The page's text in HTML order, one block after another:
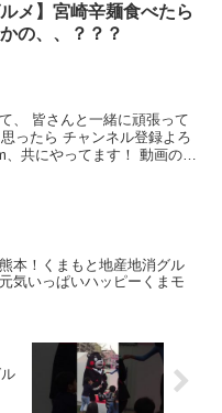
ルメ】宮崎辛麺食べたら
の、、？？？
、 皆さんと一緒に頑張って
ったら チャンネル登録よろ
共にやってます！ 動画の裏
本！くまもと地産地消グル
気いっぱいハッピーくまモ